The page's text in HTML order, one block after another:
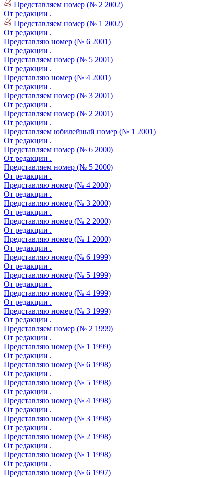
Представляем номер (№ 2 2002)
От редакции .
Представляем номер (№ 1 2002)
От редакции .
Представляю номер (№ 6 2001)
От редакции .
Представляем номер (№ 5 2001)
От редакции .
Представляю номер (№ 4 2001)
От редакции .
Представляем номер (№ 3 2001)
От редакции .
Представляем номер (№ 2 2001)
От редакции .
Представляем юбилейный номер (№ 1 2001)
От редакции .
Представляем номер (№ 6 2000)
От редакции .
Представляем номер (№ 5 2000)
От редакции .
Представляю номер (№ 4 2000)
От редакции .
Представляю номер (№ 3 2000)
От редакции .
Представляю номер (№ 2 2000)
От редакции .
Представляю номер (№ 1 2000)
От редакции .
Представляю номер (№ 6 1999)
От редакции .
Представляю номер (№ 5 1999)
От редакции .
Представляю номер (№ 4 1999)
От редакции .
Представляю номер (№ 3 1999)
От редакции .
Представляем номер (№ 2 1999)
От редакции .
Представляю номер (№ 1 1999)
От редакции .
Представляю номер (№ 6 1998)
От редакции .
Представляю номер (№ 5 1998)
От редакции .
Представляю номер (№ 4 1998)
От редакции .
Представляю номер (№ 3 1998)
От редакции .
Представляю номер (№ 2 1998)
От редакции .
Представляю номер (№ 1 1998)
От редакции .
Представляю номер (№ 6 1997)